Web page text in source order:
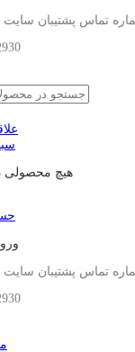
تماس پشتیبان
هیچ محصولی
تماس پشتیبان